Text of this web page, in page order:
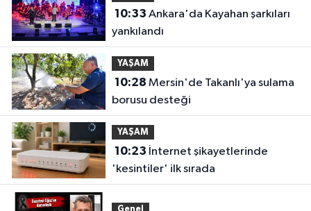
10:33
yankılandı
YAŞAM
10:28
borusu desteği
YAŞAM
10:23
'kesintiler' ilk sırada